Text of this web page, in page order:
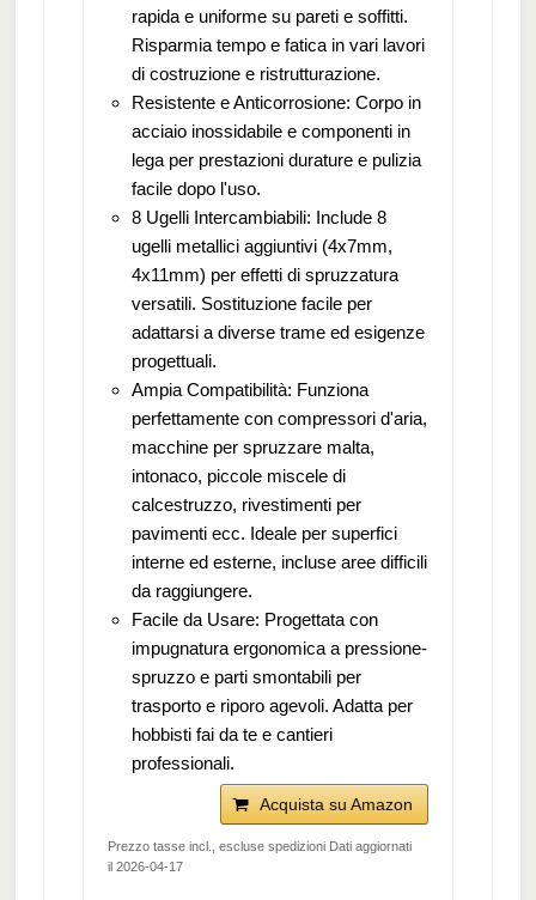
rapida e uniforme su pareti e soffitti.
Risparmia tempo e fatica in vari lavori
di costruzione e ristrutturazione.
Resistente e Anticorrosione: Corpo in
acciaio inossidabile e componenti in
lega per prestazioni durature e pulizia
facile dopo l'uso.
8 Ugelli Intercambiabili: Include 8
ugelli metallici aggiuntivi (4x7mm,
4x11mm) per effetti di spruzzatura
versatili. Sostituzione facile per
adattarsi a diverse trame ed esigenze
progettuali.
Ampia Compatibilità: Funziona
perfettamente con compressori d'aria,
macchine per spruzzare malta,
intonaco, piccole miscele di
calcestruzzo, rivestimenti per
pavimenti ecc. Ideale per superfici
interne ed esterne, incluse aree difficili
da raggiungere.
Facile da Usare: Progettata con
impugnatura ergonomica a pressione-
spruzzo e parti smontabili per
trasporto e riporo agevoli. Adatta per
hobbisti fai da te e cantieri
professionali.
Acquista su Amazon
Prezzo tasse incl., escluse spedizioni Dati aggiornati
il 2026-04-17